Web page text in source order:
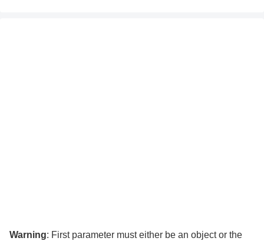
Warning: First parameter must either be an object or the